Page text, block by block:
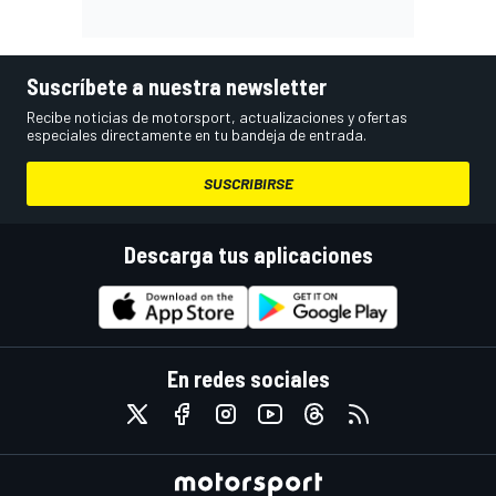
Suscríbete a nuestra newsletter
Recibe noticias de motorsport, actualizaciones y ofertas
especiales directamente en tu bandeja de entrada.
SUSCRIBIRSE
Descarga tus aplicaciones
En redes sociales